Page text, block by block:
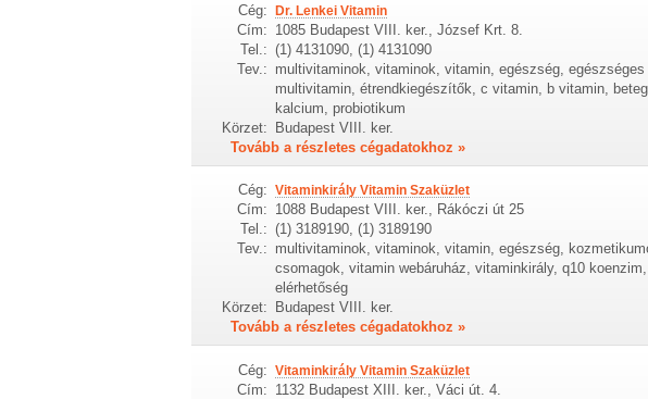
Cég: Dr. Lenkei Vitamin
Cím: 1085 Budapest VIII. ker., József Krt. 8.
Tel.: (1) 4131090, (1) 4131090
Tev.: multivitaminok, vitaminok, vitamin, egészség, egészséges
multivitamin, étrendkiegészítők, c vitamin, b vitamin,
kalcium, probiotikum
Körzet:
Budapest VIII. ker.
Tovább a részletes cégadatokhoz »
Cég: Vitaminkirály Vitamin Szaküzlet
Cím: 1088 Budapest VIII. ker., Rákóczi út 25
Tel.: (1) 3189190, (1) 3189190
Tev.: multivitaminok, vitaminok, vitamin, egészség,
csomagok, vitamin webáruház, vitaminkirály, q10
elérhetőség
Körzet:
Budapest VIII. ker.
Tovább a részletes cégadatokhoz »
Cég: Vitaminkirály Vitamin Szaküzlet
Cím: 1132 Budapest XIII. ker., Váci út. 4.